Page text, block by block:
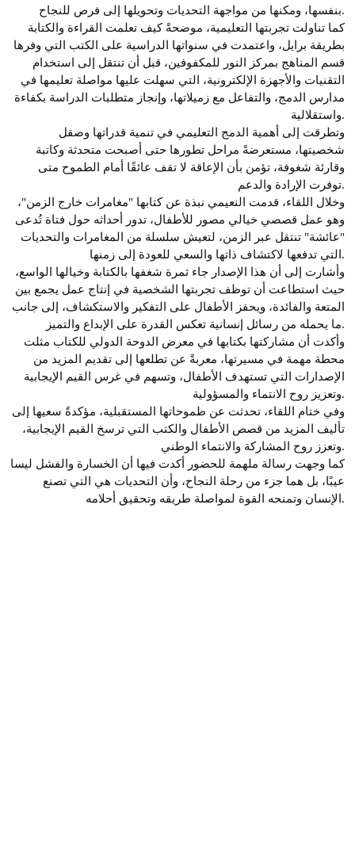
بنفسها، ومكنها من مواجهة التحديات وتحويلها إلى فرص للنجاح.
كما تناولت تجربتها التعليمية، موضحةً كيف تعلمت القراءة والكتابة
بطريقة برايل، واعتمدت في سنواتها الدراسية على الكتب التي وفرها
قسم المناهج بمركز النور للمكفوفين، قبل أن تنتقل إلى استخدام
التقنيات والأجهزة الإلكترونية، التي سهلت عليها مواصلة تعليمها في
مدارس الدمج، والتفاعل مع زميلاتها، وإنجاز متطلبات الدراسة بكفاءة
واستقلالية.
وتطرقت إلى أهمية الدمج التعليمي في تنمية قدراتها وصقل
شخصيتها، مستعرضةً مراحل تطورها حتى أصبحت متحدثة وكاتبة
وقارئة شغوفة، تؤمن بأن الإعاقة لا تقف عائقًا أمام الطموح متى
توفرت الإرادة والدعم.
وخلال اللقاء، قدمت النعيمي نبذة عن كتابها "مغامرات خارج الزمن"،
وهو عمل قصصي خيالي مصور للأطفال، تدور أحداثه حول فتاة تُدعى
"عائشة" تنتقل عبر الزمن، لتعيش سلسلة من المغامرات والتحديات
التي تدفعها لاكتشاف ذاتها والسعي للعودة إلى زمنها.
وأشارت إلى أن هذا الإصدار جاء ثمرة شغفها بالكتابة وخيالها الواسع،
حيث استطاعت أن توظف تجربتها الشخصية في إنتاج عمل يجمع بين
المتعة والفائدة، ويحفز الأطفال على التفكير والاستكشاف، إلى جانب
ما يحمله من رسائل إنسانية تعكس القدرة على الإبداع والتميز.
وأكدت أن مشاركتها بكتابها في معرض الدوحة الدولي للكتاب مثلت
محطة مهمة في مسيرتها، معربةً عن تطلعها إلى تقديم المزيد من
الإصدارات التي تستهدف الأطفال، وتسهم في غرس القيم الإيجابية
وتعزيز روح الانتماء والمسؤولية.
وفي ختام اللقاء، تحدثت عن طموحاتها المستقبلية، مؤكدةً سعيها إلى
تأليف المزيد من قصص الأطفال والكتب التي ترسخ القيم الإيجابية،
وتعزز روح المشاركة والانتماء الوطني.
كما وجهت رسالة ملهمة للحضور أكدت فيها أن الخسارة والفشل ليسا
عيبًا، بل هما جزء من رحلة النجاح، وأن التحديات هي التي تصنع
الإنسان وتمنحه القوة لمواصلة طريقه وتحقيق أحلامه.